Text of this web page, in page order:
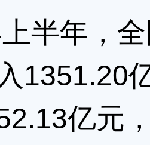
半年，
1351.20
亿元